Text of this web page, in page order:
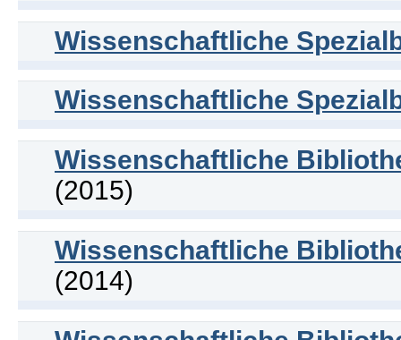
Wissenschaftliche
Wissenschaftliche
Wissenschaftliche
(2015)
Wissenschaftliche
(2014)